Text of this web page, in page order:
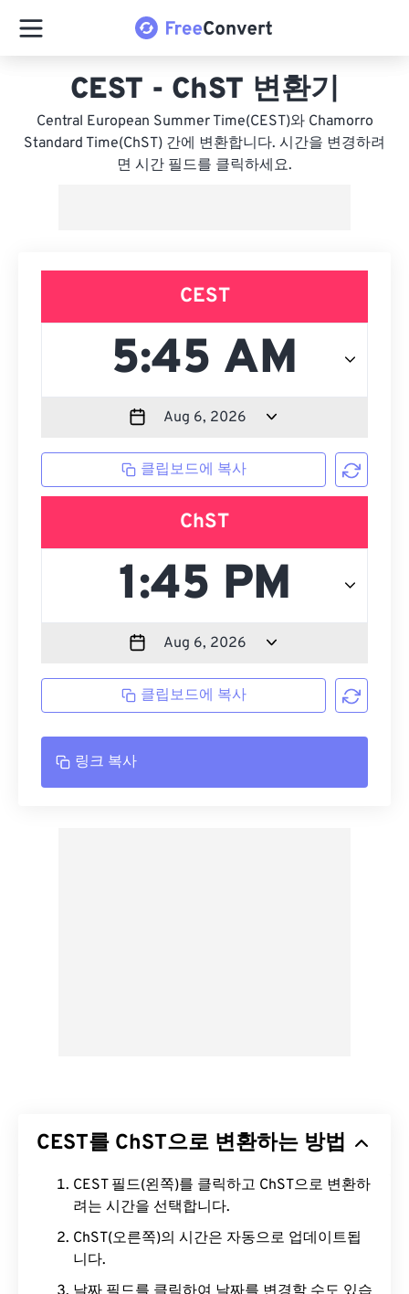
CEST - ChST 변환기
Central European Summer Time(CEST)와 Chamorro
Standard Time(ChST) 간에 변환합니다. 시간을 변경하려
면 시간 필드를 클릭하세요.
CEST
클립보드에 복사
ChST
클립보드에 복사
링크 복사
CEST를 ChST으로 변환하는 방법
CEST 필드(왼쪽)를 클릭하고 ChST으로 변환하
려는 시간을 선택합니다.
ChST(오른쪽)의 시간은 자동으로 업데이트됩
니다.